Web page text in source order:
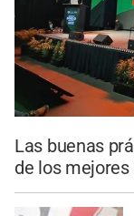
Las buenas
de los